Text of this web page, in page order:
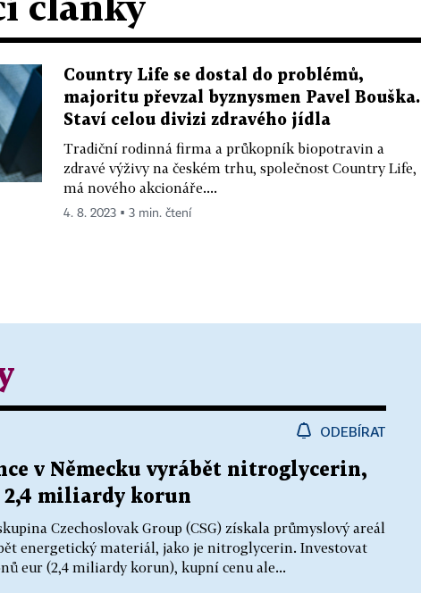
Country Life se dostal do problémů,
majoritu převzal byznysmen Pavel Bouška.
Staví celou divizi zdravého jídla
Tradiční rodinná firma a průkopník biopotravin a
zdravé výživy na českém trhu, společnost Country Life,
má nového akcionáře....
4. 8. 2023 ▪ 3 min. čtení
ODEBÍRAT
v Německu vyrábět nitroglycerin,
miliardy korun
Czechoslovak Group (CSG) získala průmyslový areál
energetický materiál, jako je nitroglycerin. Investovat
eur (2,4 miliardy korun), kupní cenu ale...